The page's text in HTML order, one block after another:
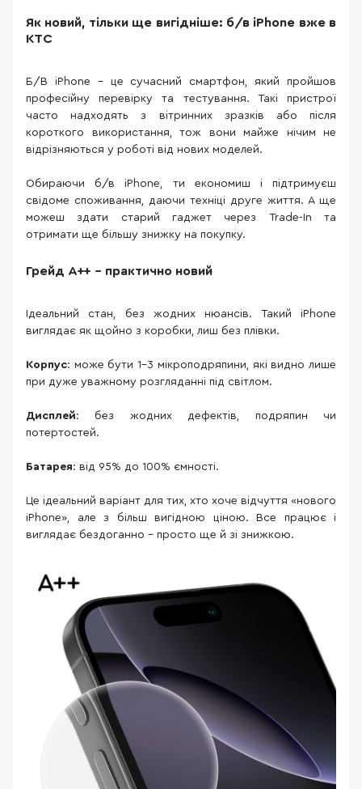
Як новий, тільки ще вигідніше: б/в iPhone вже в
КТС
Б/В iPhone – це сучасний смартфон, який пройшов
професійну перевірку та тестування. Такі пристрої
часто надходять з вітринних зразків або після
короткого використання, тож вони майже нічим не
відрізняються у роботі від нових моделей.
Обираючи б/в iPhone, ти економиш і підтримуєш
свідоме споживання, даючи техніці друге життя. А ще
можеш здати старий гаджет через Trade-In та
отримати ще більшу знижку на покупку.
Грейд A++ – практично новий
Ідеальний стан, без жодних нюансів. Такий iPhone
виглядає як щойно з коробки, лиш без плівки.
Корпус: може бути 1–3 мікроподряпини, які видно лише
при дуже уважному розгляданні під світлом.
Дисплей: без жодних дефектів, подряпин чи
потертостей.
Батарея: від 95% до 100% ємності.
Це ідеальний варіант для тих, хто хоче відчуття «нового
iPhone», але з більш вигідною ціною. Все працює і
виглядає бездоганно – просто ще й зі знижкою.